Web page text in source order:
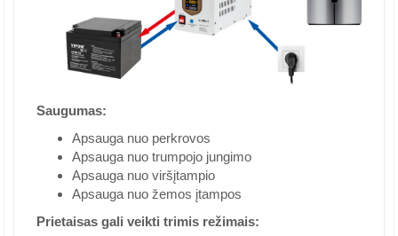
Saugumas:
Apsauga nuo perkrovos
Apsauga nuo trumpojo jungimo
Apsauga nuo viršįtampio
Apsauga nuo žemos įtampos
Prietaisas gali veikti trimis režimais: